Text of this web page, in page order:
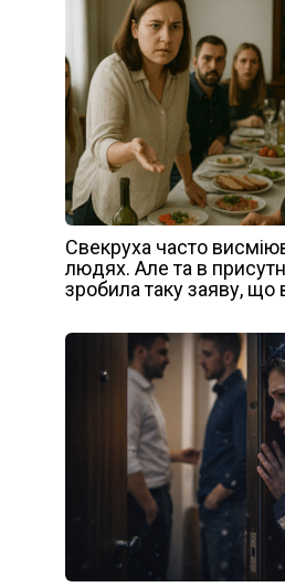
Свекруха часто
людях. Але та в
зробила таку заяву, що